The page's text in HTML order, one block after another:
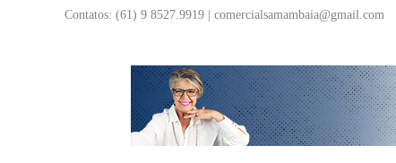
Contatos: (61) 9 8527.9919 | comercialsamambaia@gmail.com